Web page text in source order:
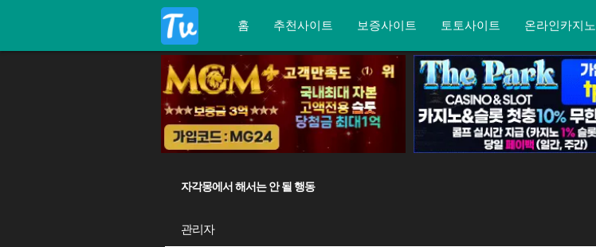
홈 추천사이트 보증사이트 토토사이트 온라인카지노
자각몽에서 해서는 안 될 행동
관리자